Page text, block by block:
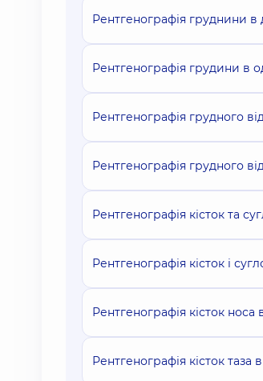
Рентгенографія груднини в
Рентгенографія грудини в
Рентгенографія грудного
Рентгенографія грудного
Рентгенографія кісток та
Рентгенографія кісток і
Рентгенографія кісток носа
Рентгенографія кісток таза